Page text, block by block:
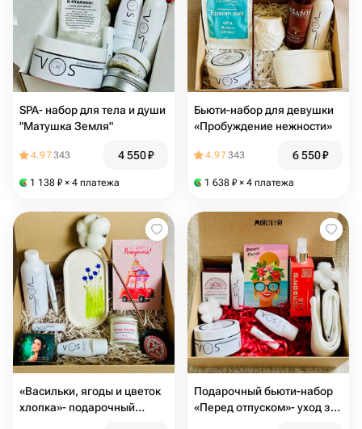
SPA- набор для тела и души
"Матушка Земля"
4.97343 4 550₽
1 138 ₽ × 4 платежа
Бьюти-набор для девушки
«Пробуждение нежности»
4.97343 6 550₽
1 638 ₽ × 4 платежа
«Васильки, ягоды и цветок
хлопка»- подарочный
Подарочный бьюти-набор
«Перед отпуском»- уход за